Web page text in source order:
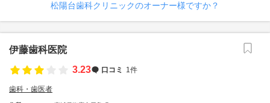
松陽台歯科クリニックのオーナー様ですか？
伊藤歯科医院
3.23
口コミ 1件
歯科・歯医者